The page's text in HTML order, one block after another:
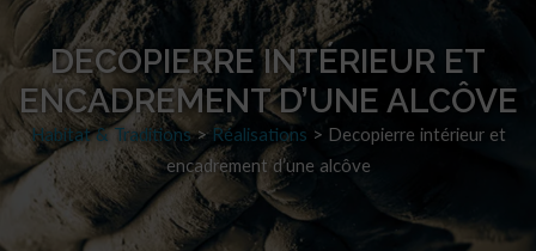
DECOPIERRE INTÉRIEUR ET
ENCADREMENT D’UNE ALCÔVE
Habitat & Traditions> Réalisations > Decopierre intérieur et
encadrement d’une alcôve